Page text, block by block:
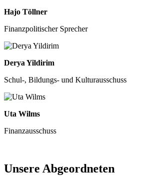
Hajo Töll­ner
Finanz­po­li­ti­scher Spre­cher
Derya Yil­di­rim
Schul‑, Bil­dungs- und Kul­tur­aus­schuss
Uta Wilms
Finanz­aus­schuss
Unse­re Abge­ord­ne­ten